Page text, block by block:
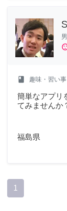
class 趣味・習い事
簡単なアプリ
てみませんか
福島県
1